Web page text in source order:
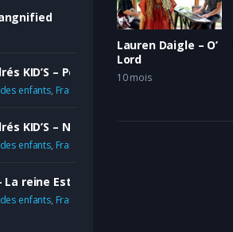
Lauren Daigle – O’
Lord
10 mois
KID’S – Petit soldat
enfants, Francophone
KID’S – Noé Noé
enfants, Francophone
reine Esther
enfants, Francophone